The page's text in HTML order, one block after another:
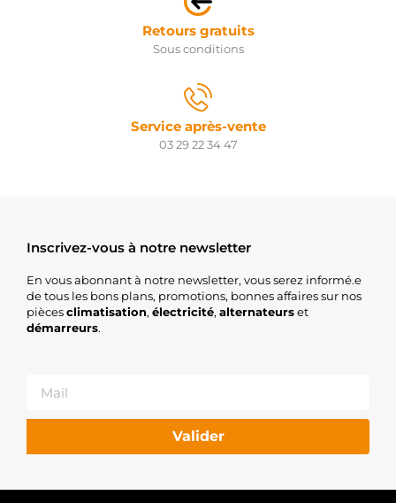
Retours gratuits
Sous conditions
Service après-vente
03 29 22 34 47
Inscrivez-vous à notre newsletter
En vous abonnant à notre newsletter, vous serez informé.e
de tous les bons plans, promotions, bonnes affaires sur nos
piècesclimatisation, électricité, alternateurset
démarreurs.
Valider